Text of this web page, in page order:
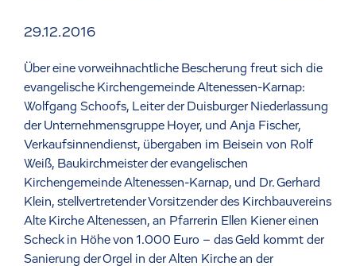
29.12.2016
Über eine vorweihnachtliche Bescherung freut sich die
evangelische Kirchengemeinde Altenessen-Karnap:
Wolfgang Schoofs, Leiter der Duisburger Niederlassung
der Unternehmensgruppe Hoyer, und Anja Fischer,
Verkaufsinnendienst, übergaben im Beisein von Rolf
Weiß, Baukirchmeister der evangelischen
Kirchengemeinde Altenessen-Karnap, und Dr. Gerhard
Klein, stellvertretender Vorsitzender des Kirchbauvereins
Alte Kirche Altenessen, an Pfarrerin Ellen Kiener einen
Scheck in Höhe von 1.000 Euro – das Geld kommt der
Sanierung der Orgel in der Alten Kirche an der